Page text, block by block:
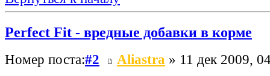
Perfect Fit - вредные добавки в корме
Номер поста:#2 Aliastra » 11 дек 2009,